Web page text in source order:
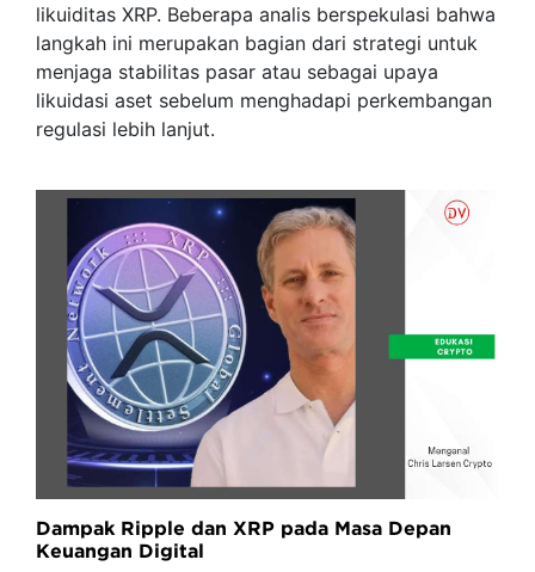
likuiditas XRP. Beberapa analis berspekulasi bahwa
langkah ini merupakan bagian dari strategi untuk
menjaga stabilitas pasar atau sebagai upaya
likuidasi aset sebelum menghadapi perkembangan
regulasi lebih lanjut.
Dampak Ripple dan XRP pada Masa Depan
Keuangan Digital